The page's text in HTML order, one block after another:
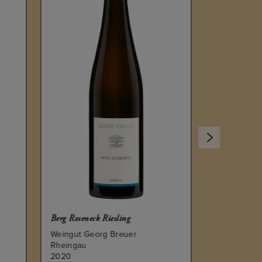
Berg Roseneck Riesling
Weingut Georg Breuer
Rheingau
2020